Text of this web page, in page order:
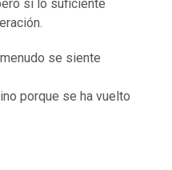
sí lo suficiente
se siente
porque se ha vuelto